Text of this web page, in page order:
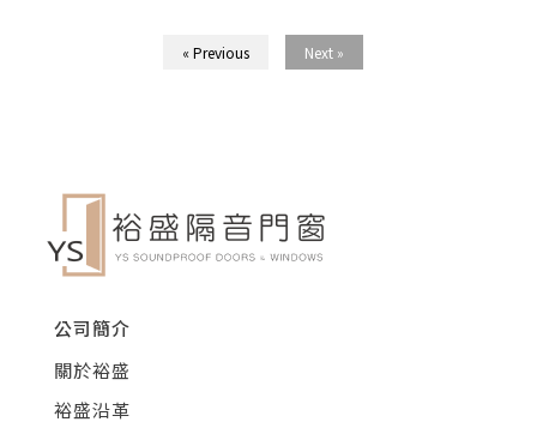
« Previous Next »
公司簡介
關於裕盛
裕盛沿革